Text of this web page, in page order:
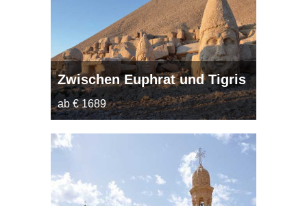
Zwischen Euphrat und Tigris
ab € 1689